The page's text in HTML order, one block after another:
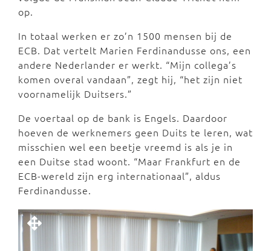
op.
In totaal werken er zo’n 1500 mensen bij de
ECB. Dat vertelt Marien Ferdinandusse ons, een
andere Nederlander er werkt. “Mijn collega’s
komen overal vandaan”, zegt hij, “het zijn niet
voornamelijk Duitsers.”
De voertaal op de bank is Engels. Daardoor
hoeven de werknemers geen Duits te leren, wat
misschien wel een beetje vreemd is als je in
een Duitse stad woont. “Maar Frankfurt en de
ECB-wereld zijn erg internationaal”, aldus
Ferdinandusse.